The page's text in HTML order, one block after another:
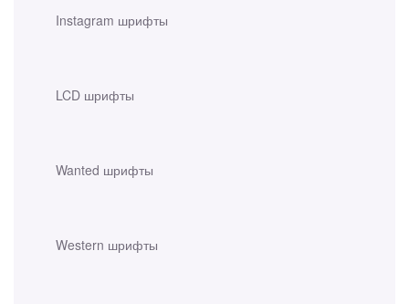
Instagram шрифты
LCD шрифты
Wanted шрифты
Western шрифты